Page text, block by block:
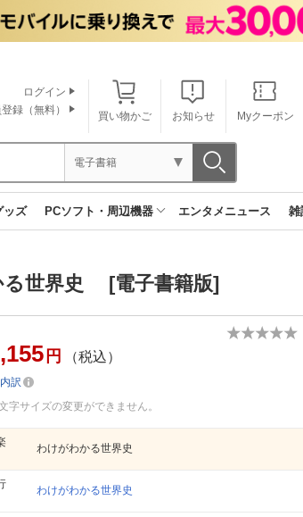
買い物かご お知らせ Myクーポン
ログイン
録（無料）
電子書籍
ッズ PCソフト・周辺機器 エンタメニュース 雑
る世界史 [電子書籍版]
円 （税込）
内訳
字サイズの変更ができません。
わけがわかる世界史
わけがわかる世界史